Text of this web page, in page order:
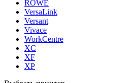
ROWE
VersaLink
Versant
Vivace
WorkCentre
XC
XF
XP